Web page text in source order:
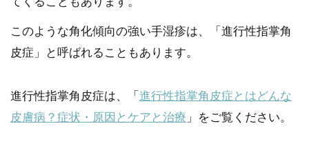
このような角化傾向の強い手湿疹は、「進行性指掌角
皮症」と呼ばれることもあります。
進行性指掌角皮症は、「 進行性指掌角皮症とはどんな
皮膚病？症状・原因とケアと治療 」をご覧ください。